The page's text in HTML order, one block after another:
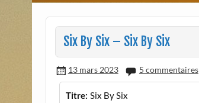
Six By Six – Six By Six
13 mars 2023 5 commentaires
Titre: Six By Six